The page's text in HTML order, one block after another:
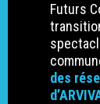
Futurs
des